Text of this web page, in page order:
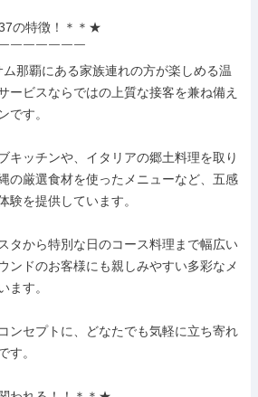
の特徴！＊＊★
￣￣￣￣￣￣
那覇にある家族連れの方が楽しめる温
ービスならではの上質な接客を兼ね備え
です。
キッチンや、イタリアの郷土料理を取り
の厳選食材を使ったメニューなど、五感
験を提供しています。
タから特別な日のコース料理まで幅広い
ンドのお客様にも親しみやすい多彩なメ
ます。
ンセプトに、どなたでも気軽に立ち寄れ
す。